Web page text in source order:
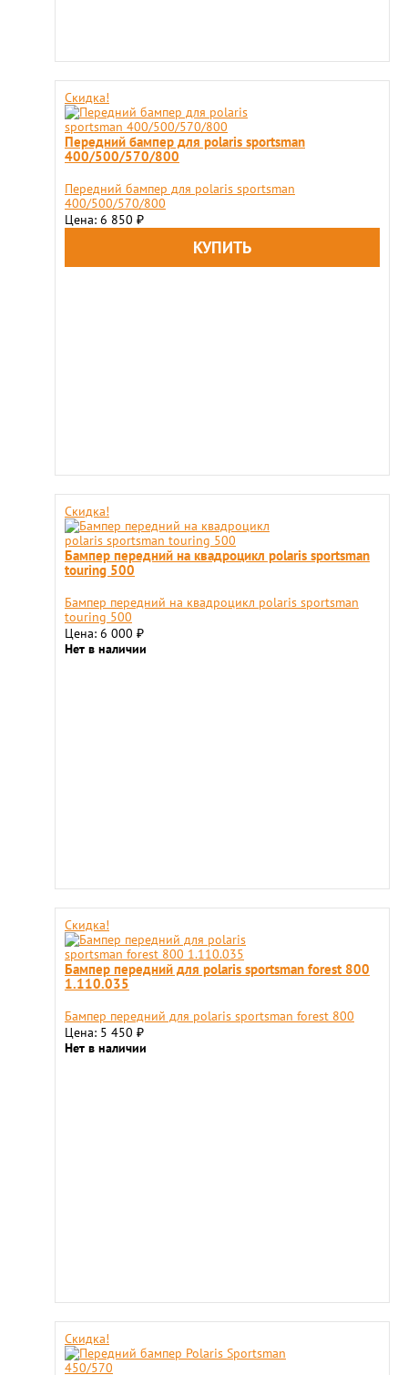
Скидка!
Передний бампер для polaris sportsman
400/500/570/800
Передний бампер для polaris sportsman
400/500/570/800
Цена: 6 850 ₽
Скидка!
Бампер передний на квадроцикл polaris sportsman
touring 500
Бампер передний на квадроцикл polaris sportsman
touring 500
Цена: 6 000 ₽
Нет в наличии
Скидка!
Бампер передний для polaris sportsman forest 800
1.110.035
Бампер передний для polaris sportsman forest 800
Цена: 5 450 ₽
Нет в наличии
Скидка!